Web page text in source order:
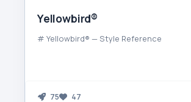
Yellowbird®
# Yellowbird® — Style Reference
75 47